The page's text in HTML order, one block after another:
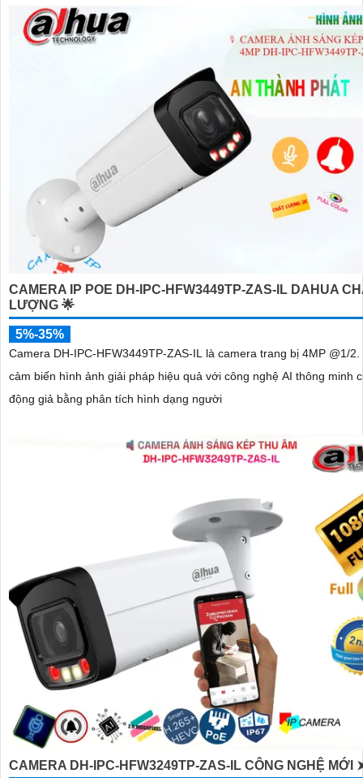
CAMERA IP POE DH-IPC-HFW3449TP-ZAS-IL DAHUA
LƯỢNG 🌟
5%-35%
Camera DH-IPC-HFW3449TP-ZAS-IL là camera trang bị 4MP @1/2.
cảm biến hình ảnh giải pháp hiệu quả với công nghệ AI thông minh
động giả bằng phân tích hình dạng người
CAMERA DH-IPC-HFW3249TP-ZAS-IL CÔNG NGHỆ MỚI